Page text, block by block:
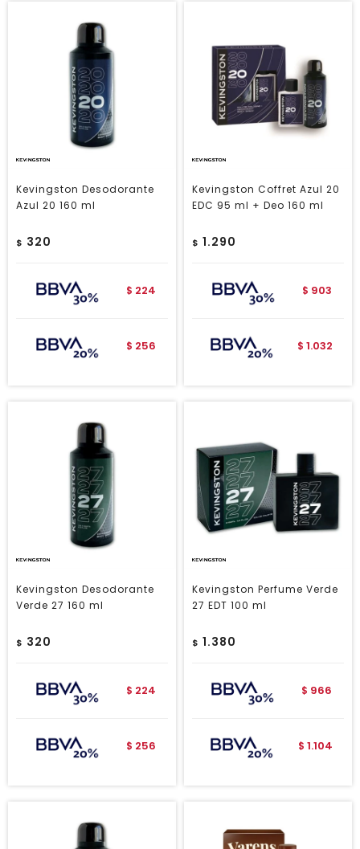
Kevingston Desodorante
Azul 20 160 ml
$ 320
$ 224
$ 256
Kevingston Coffret Azul 20
EDC 95 ml + Deo 160 ml
$ 1.290
$ 903
$ 1.032
Kevingston Desodorante
Verde 27 160 ml
$ 320
$ 224
$ 256
Kevingston Perfume Verde
27 EDT 100 ml
$ 1.380
$ 966
$ 1.104